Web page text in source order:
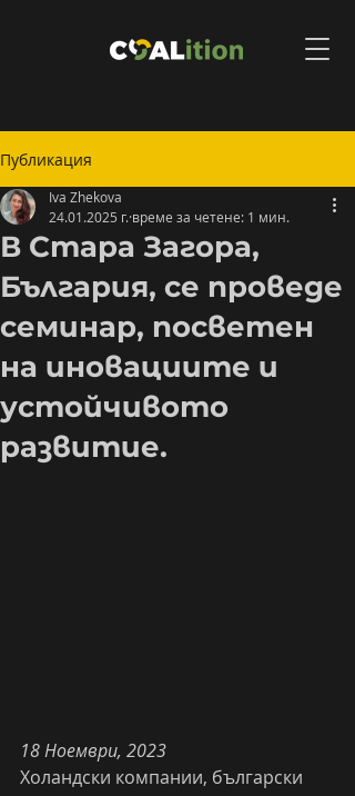
Публикация
В Стара Загора,
България, се проведе
семинар, посветен
на иновациите и
устойчивото
развитие.
Iva Zhekova
24.01.2025 г. време за четене: 1 мин.
18 Ноември, 2023
Холандски компании, български